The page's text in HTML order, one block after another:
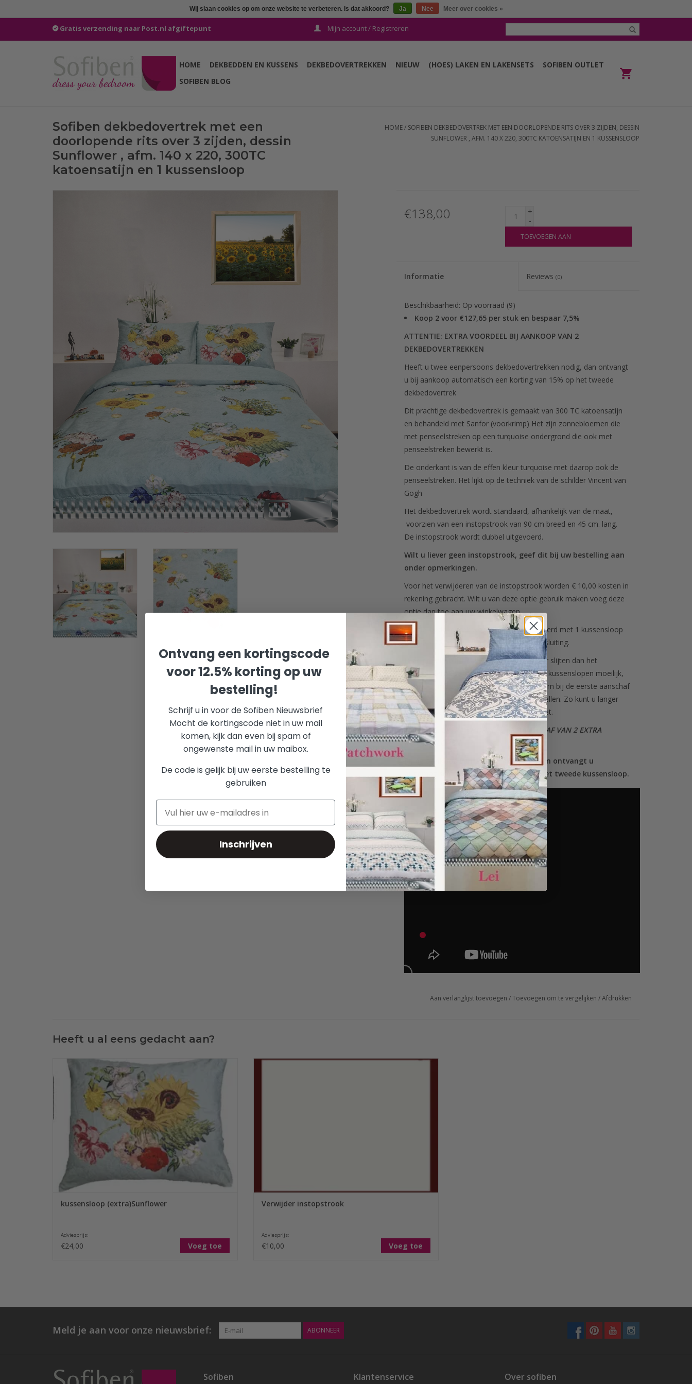
Gratis verzending naar Post.nl afgiftepunt Mijn account / Registreren
HOME DEKBEDDEN EN KUSSENS DEKBEDOVERTREKKEN NIEUW (HOES) LAKEN EN LAKENSETS
SOFIBEN OUTLET
SOFIBEN BLOG
Sofiben dekbedovertrek met een
doorlopende rits over 3 zijden, dessin
Sunflower , afm. 140 x 220, 300TC
katoensatijn en 1 kussensloop
HOME/ SOFIBEN DEKBEDOVERTREK MET EEN DOORLOPENDE RITS OVER 3 ZIJDEN, DESSIN
SUNFLOWER , AFM. 140 X 220, 300TC KATOENSATIJN EN 1 KUSSENSLOOP
€138,00
+
-
TOEVOEGEN AAN
Informatie Reviews (0)
Beschikbaarheid: Op voorraad (9)
Koop 2 voor €127,65 per stuk en bespaar 7,5%
ATTENTIE: EXTRA VOORDEEL BIJ AANKOOP VAN 2
DEKBEDOVERTREKKEN
Heeft u twee eenpersoons dekbedovertrekken nodig, dan ontvangt
u bij aankoop automatisch een korting van 15% op het tweede
dekbedovertrek
Dit prachtige dekbedovertrek is gemaakt van 300 TC katoensatijn
en behandeld met Sanfor (voorkrimp) Het zijn zonnebloemen die
met penseelstreken op een turquoise ondergrond die ook met
penseelstreken bewerkt is.
De onderkant is van de effen kleur turquoise met daarop ook de
penseelstreken. Het lijkt op de techniek van de schilder Vincent van
Gogh
Het dekbedovertrek wordt standaard, afhankelijk van de maat,
voorzien van een instopstrook van 90 cm breed en 45 cm. lang.
De instopstrook wordt dubbel uitgevoerd.
Wilt u liever geen instopstrook, geef dit bij uw bestelling aan
onder opmerkingen.
Voor het verwijderen van de instopstrook worden € 10,00 kosten in
rekening gebracht. Wilt u van deze optie gebruik maken voeg deze
optie dan toe aan uw winkelwagen.
Het dekbedovertrek wordt standaard geleverd met 1 kussensloop
van 60 x 70 cm. en voorzien van een hotelsluiting.
In de praktijk blijkt dat kussenslopen sneller slijten dan het
dekbedovertrek en dat het nabestellen van kussenslopen moeilijk,
zo niet onmogelijk is. Sofiben adviseert u om bij de eerste aanschaf
tevens een extra set kussenslopen te bestellen. Zo kunt u langer
genieten van een mooie dekbedovertrek set.
ATTENTIE: EXTRA VOORDEEL BIJ AANSCHAF VAN 2 EXTRA
KUSSENSLOPEN.
Bij de aankoop van 2 extra kussenslopen ontvangt u
automatisch een korting van 20% op het tweede kussensloop.
Aan verlanglijst toevoegen /Toevoegen om te vergelijken /Afdrukken
Heeft u al eens gedacht aan?
Een Sofiben dekbedovertrek, dessin Sunflower, wordt
standaard, afhankelijk van de maat, geleverd met 1 of 2
kussenslopen. Bestel nu met voordeel een extra set bij uw
eerste aankoop en ontvang korting op het 2e kussensloop
TOEVOEGEN AAN WINKELWAGEN
kussensloop (extra)Sunflower
Adviesprijs:
€24,00 Voeg toe
Een Sofiben dekbedovertrek wordt standaard geleverd met
Verwijder instopstrook
Adviesprijs:
€10,00 Voeg toe
Meld je aan voor onze nieuwsbrief: ABONNEER
Sofiben Klantenservice Over sofiben
Wij slaan cookies op om onze website te verbeteren. Is dat akkoord? Ja Nee Meer over cookies »
Ontvang een kortingscode
voor 12.5% korting op uw
bestelling!
Schrijf u in voor de Sofiben Nieuwsbrief
Mocht de kortingscode niet in uw mail
komen, kijk dan even bij spam of
ongewenste mail in uw maibox.
De code is gelijk bij uw eerste bestelling te
gebruiken
Inschrijven